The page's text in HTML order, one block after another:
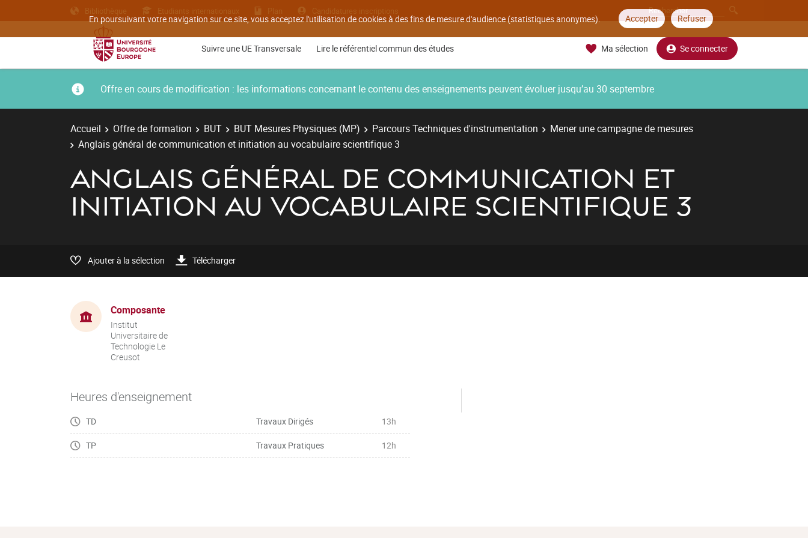
En poursuivant votre navigation sur ce site, vous acceptez l'utilisation de cookies à des fins de mesure d'audience (statistiques anonymes). Accepter Refuser
Bibliothèque Etudiants internationaux Plan Candidatures inscriptions
Suivre une UE Transversale Lire le référentiel commun des études Ma sélection Se connecter
Offre en cours de modification : les informations concernant le contenu des enseignements peuvent évoluer jusqu’au 30 septembre
Accueil Offre de formation BUT BUT Mesures Physiques (MP) Parcours Techniques d'instrumentation
Mener une campagne de mesures
Anglais général de communication et initiation au vocabulaire scientifique 3
ANGLAIS GÉNÉRAL DE COMMUNICATION ET
INITIATION AU VOCABULAIRE SCIENTIFIQUE 3
Ajouter à la sélection Télécharger
Composante
Institut
Universitaire de
Technologie Le
Creusot
Heures d'enseignement
TD Travaux Dirigés 13h
TP Travaux Pratiques 12h